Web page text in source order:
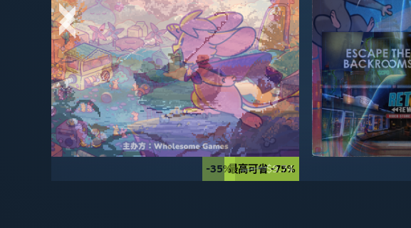
最高可省 -75%
-35% $14.99$9.74
最高可省 -85%
-20% $39.99$31.99